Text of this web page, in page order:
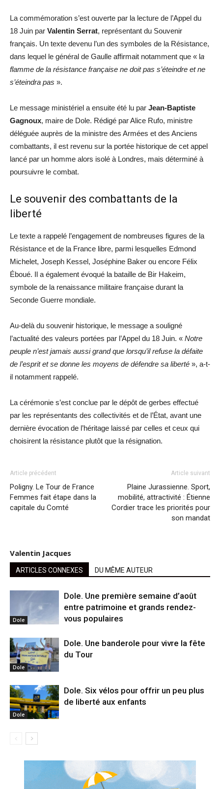
La commémoration s’est ouverte par la lecture de l’Appel du
18 Juin par Valentin Serrat, représentant du Souvenir
français. Un texte devenu l’un des symboles de la Résistance,
dans lequel le général de Gaulle affirmait notamment que « la
flamme de la résistance française ne doit pas s’éteindre et ne
s’éteindra pas ».
Le message ministériel a ensuite été lu par Jean-Baptiste
Gagnoux, maire de Dole. Rédigé par Alice Rufo, ministre
déléguée auprès de la ministre des Armées et des Anciens
combattants, il est revenu sur la portée historique de cet appel
lancé par un homme alors isolé à Londres, mais déterminé à
poursuivre le combat.
Le souvenir des combattants de la
liberté
Le texte a rappelé l’engagement de nombreuses figures de la
Résistance et de la France libre, parmi lesquelles Edmond
Michelet, Joseph Kessel, Joséphine Baker ou encore Félix
Éboué. Il a également évoqué la bataille de Bir Hakeim,
symbole de la renaissance militaire française durant la
Seconde Guerre mondiale.
Au-delà du souvenir historique, le message a souligné
l’actualité des valeurs portées par l’Appel du 18 Juin. « Notre
peuple n’est jamais aussi grand que lorsqu’il refuse la défaite
de l’esprit et se donne les moyens de défendre sa liberté », a-t-
il notamment rappelé.
La cérémonie s’est conclue par le dépôt de gerbes effectué
par les représentants des collectivités et de l’État, avant une
dernière évocation de l’héritage laissé par celles et ceux qui
choisirent la résistance plutôt que la résignation.
Article précédent
Poligny. Le Tour de France
Femmes fait étape dans la
capitale du Comté
Article suivant
Plaine Jurassienne. Sport,
mobilité, attractivité : Étienne
Cordier trace les priorités pour
son mandat
Valentin Jacques
ARTICLES CONNEXES DU MÊME AUTEUR
Dole
Dole. Une première semaine d’août
entre patrimoine et grands rendez-
vous populaires
Dole
Dole. Une banderole pour vivre la fête
du Tour
Dole
Dole. Six vélos pour offrir un peu plus
de liberté aux enfants